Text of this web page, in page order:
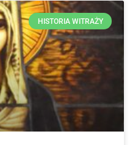
HISTORIA WITRAŻY